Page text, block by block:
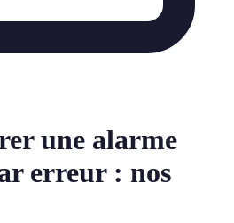
une alarme
erreur : nos